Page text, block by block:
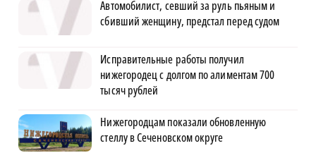
Автомобилист, севший за руль пьяным и
сбивший женщину, предстал перед судом
Исправительные работы получил
нижегородец с долгом по алиментам 700
тысяч рублей
Нижегородцам показали обновленную
стеллу в Сеченовском округе